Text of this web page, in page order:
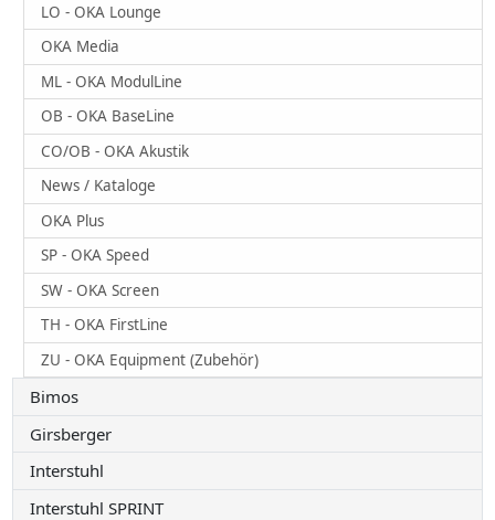
LO - OKA Lounge
OKA Media
ML - OKA ModulLine
OB - OKA BaseLine
CO/OB - OKA Akustik
News / Kataloge
OKA Plus
SP - OKA Speed
SW - OKA Screen
TH - OKA FirstLine
ZU - OKA Equipment (Zubehör)
Bimos
Girsberger
Interstuhl
Interstuhl SPRINT